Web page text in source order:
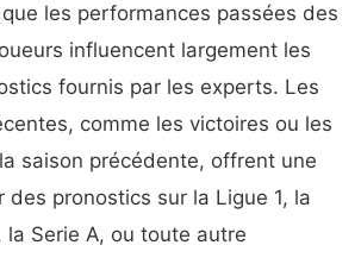
les performances passées des
influencent largement les
fournis par les experts. Les
comme les victoires ou les
saison précédente, offrent une
des pronostics sur la Ligue 1, la
la Serie A, ou toute autre